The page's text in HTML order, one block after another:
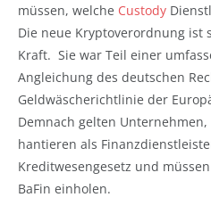
müssen, welche Custody
Die neue Kryptoverordnung ist
Kraft. Sie war Teil einer
Angleichung des deutschen
Geldwäscherichtlinie der
Demnach gelten
hantieren als
Kreditwesengesetz und
BaFin einholen.